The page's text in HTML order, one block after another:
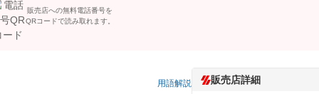
販売店への無料電話番号を
QRコードで読み取れます。
用語解説 販売店詳細